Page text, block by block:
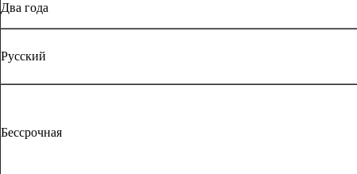
Два года
Русский
Бессрочная